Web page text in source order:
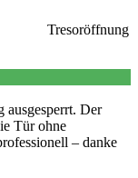
Tresoröffnung
ausgesperrt. Der
Tür ohne
– danke